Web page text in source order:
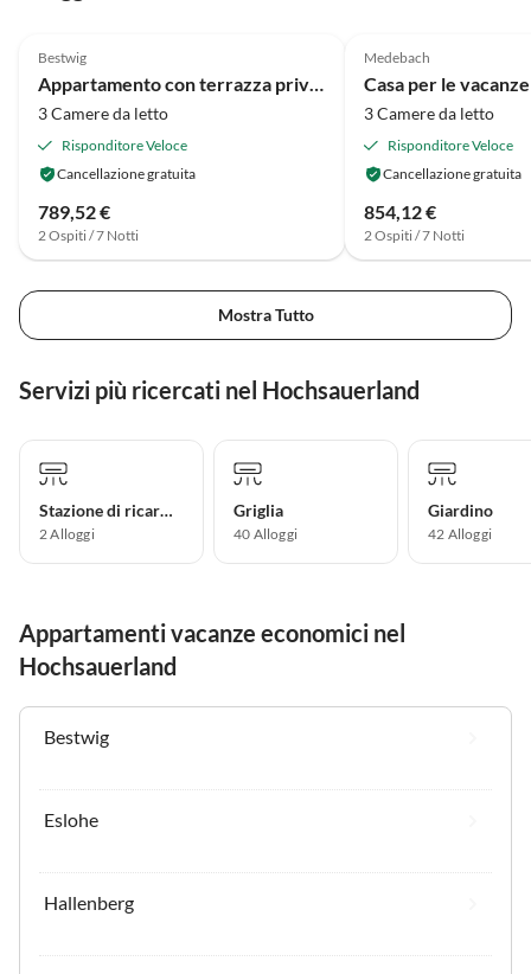
Bestwig
Appartamento con terrazza privata a Velmede
3 Camere da letto
Risponditore Veloce
Cancellazione gratuita
789,52 €
2 Ospiti / 7 Notti
Medebach
3 Camere da letto
Risponditore Veloce
Cancellazione gratuita
854,12 €
2 Ospiti / 7 Notti
Mostra Tutto
Servizi più ricercati nel Hochsauerland
Stazione di ricarica per auto elettriche
2 Alloggi
Griglia
40 Alloggi
Giardino
42 Alloggi
Appartamenti vacanze economici nel
Hochsauerland
Bestwig
Eslohe
Hallenberg